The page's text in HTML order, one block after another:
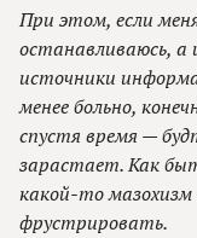
При этом, если
останавливаюсь, а
источники
менее больно,
спустя время —
зарастает. Как
какой-то
фрустрировать.